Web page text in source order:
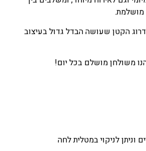
מושלמת.
הקטן שעושה הבדל גדול בעיצוב
משולחן מושלם בכל יום!
וניתן לניקוי במטלית לחה